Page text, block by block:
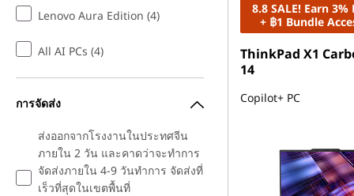
Lenovo Aura Edition (4)
All AI PCs (4)
การจัดส่ง
ส่งออกจากโรงงานในประทศจีน
ภายใน 2 วัน และคาดว่าจะทำการ
จัดส่งภายใน 4-9 วันทำการ จัดส่งที่
เร็วที่สุดในเขตพื้นที่
8.8 SALE! Earn 3%
+ ฿1 Bundle
ThinkPad X1
14
Copilot+ PC